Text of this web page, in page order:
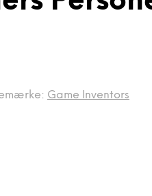
Game Inventors